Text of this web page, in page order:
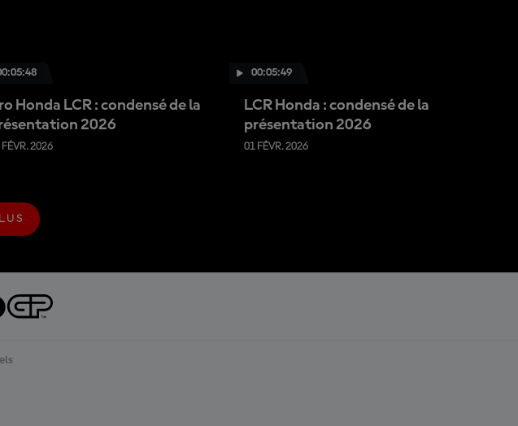
Honda LCR : condensé de la
2026
FÉVR. 2026
00:05:49
LCR Honda : condensé de la
présentation 2026
01 FÉVR. 2026